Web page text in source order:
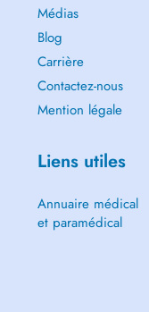
Médias
Blog
Carrière
Contactez-nous
Mention légale
Liens utiles
Annuaire médical
et paramédical